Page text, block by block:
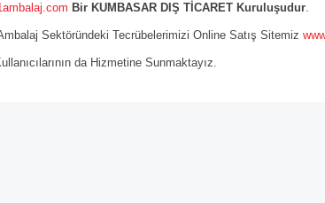
Bir KUMBASAR DIŞ TİCARET Kuruluşudur.
Sektöründeki Tecrübelerimizi Online Satış Sitemiz
da Hizmetine Sunmaktayız.